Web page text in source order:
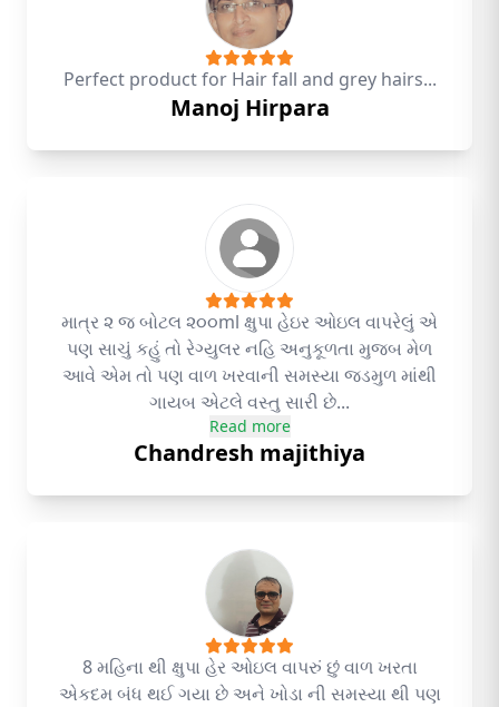
Perfect product for Hair fall and grey hairs...
Manoj Hirpara
માત્ર ૨ જ બોટલ ૨૦૦ml ક્ષુપા હેઇર ઓઇલ વાપરેલું એ
પણ સાચું કહું તો રેગ્યુલર નહિ અનુકૂળતા મુજબ મેળ
આવે એમ તો પણ વાળ ખરવાની સમસ્યા જડમુળ માંથી
ગાયબ એટલે વસ્તુ સારી છે...
Read more
Chandresh majithiya
8 મહિના થી ક્ષુપા હેર ઓઇલ વાપરું છું વાળ ખરતા
એકદમ બંધ થઈ ગયા છે અને ખોડા ની સમસ્યા થી પણ